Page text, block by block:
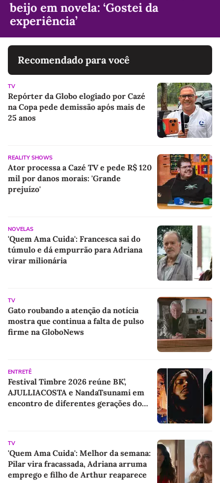
beijo em novela: ‘Gostei da
experiência’
Recomendado para você
TV
Repórter da Globo elogiado por Cazé
na Copa pede demissão após mais de
25 anos
REALITY SHOWS
Ator processa a Cazé TV e pede R$ 120
mil por danos morais: 'Grande
prejuízo'
NOVELAS
'Quem Ama Cuida': Francesca sai do
túmulo e dá empurrão para Adriana
virar milionária
TV
Gato roubando a atenção da notícia
mostra que continua a falta de pulso
firme na GloboNews
ENTRETÊ
Festival Timbre 2026 reúne BK’,
AJULLIACOSTA e NandaTsunami em
encontro de diferentes gerações do
TV
'Quem Ama Cuida': Melhor da semana:
Pilar vira fracassada, Adriana arruma
emprego e filho de Arthur reaparece